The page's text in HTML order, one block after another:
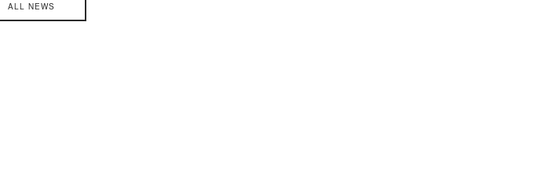
ALL NEWS